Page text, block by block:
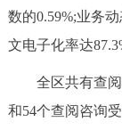
数的0.59%;业务
文电子化率达
全区共有查阅
和54个查阅咨询